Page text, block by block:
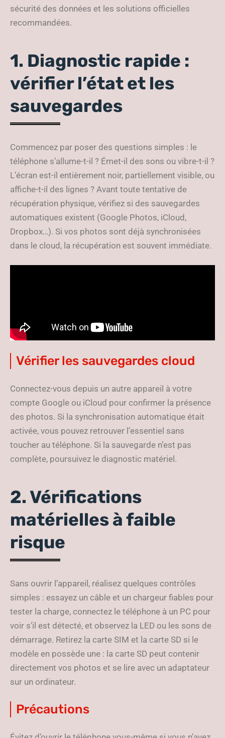
sécurité des données et les solutions officielles
recommandées.
1. Diagnostic rapide :
vérifier l’état et les
sauvegardes
Commencez par poser des questions simples : le
téléphone s’allume-t-il ? Émet-il des sons ou vibre-t-il ?
L’écran est-il entièrement noir, partiellement visible, ou
affiche-t-il des lignes ? Avant toute tentative de
récupération physique, vérifiez si des sauvegardes
automatiques existent (Google Photos, iCloud,
Dropbox…). Si vos photos sont déjà synchronisées
dans le cloud, la récupération est souvent immédiate.
Vérifier les sauvegardes cloud
Connectez-vous depuis un autre appareil à votre
compte Google ou iCloud pour confirmer la présence
des photos. Si la synchronisation automatique était
activée, vous pouvez retrouver l’essentiel sans
toucher au téléphone. Si la sauvegarde n’est pas
complète, poursuivez le diagnostic matériel.
2. Vérifications
matérielles à faible
risque
Sans ouvrir l’appareil, réalisez quelques contrôles
simples : essayez un câble et un chargeur fiables pour
tester la charge, connectez le téléphone à un PC pour
voir s’il est détecté, et observez la LED ou les sons de
démarrage. Retirez la carte SIM et la carte SD si le
modèle en possède une : la carte SD peut contenir
directement vos photos et se lire avec un adaptateur
sur un ordinateur.
Précautions